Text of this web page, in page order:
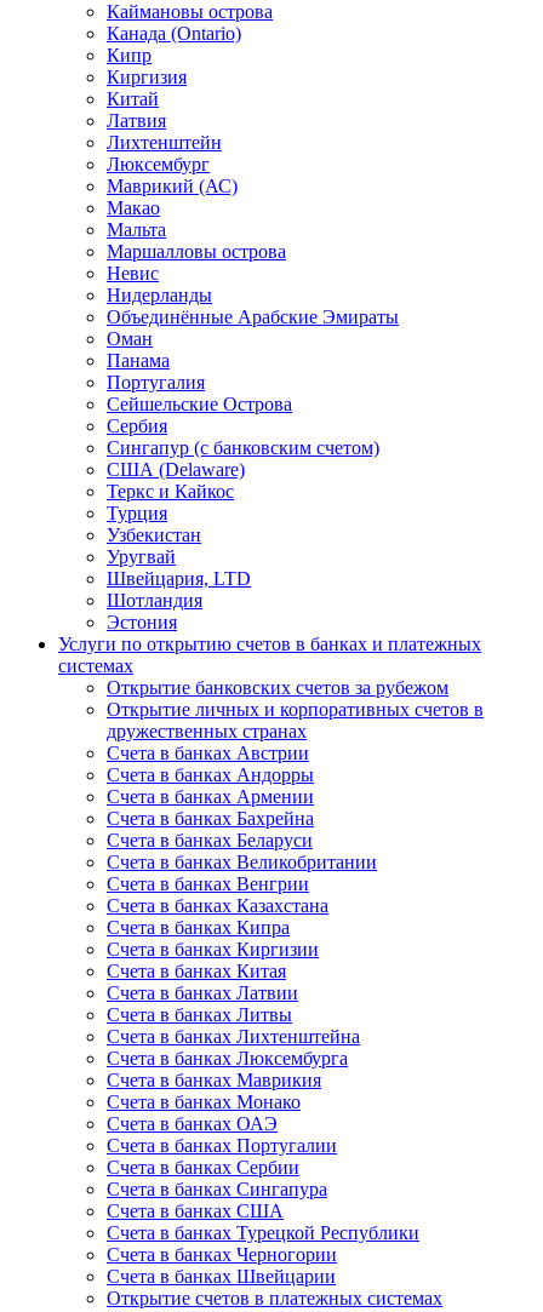
Каймановы острова
Канада (Ontario)
Кипр
Киргизия
Китай
Латвия
Лихтенштейн
Люксембург
Маврикий (АС)
Макао
Мальта
Маршалловы острова
Нeвис
Нидерланды
Объединённые Арабские Эмираты
Оман
Панама
Португалия
Сейшельские Острова
Сербия
Сингапур (c банковским счетом)
США (Delaware)
Теркс и Кайкос
Турция
Узбекистан
Уругвай
Швейцария, LTD
Шотландия
Эстония
Услуги по открытию счетов в банках и платежных
системах
Открытие банковских счетов за рубежом
Открытие личных и корпоративных счетов в
дружественных странах
Счета в банках Австрии
Счета в банках Андорры
Счета в банках Армении
Счета в банках Бахрейна
Счета в банках Беларуси
Счета в банках Великобритании
Счета в банках Венгрии
Счета в банках Казахстана
Счета в банках Кипра
Счета в банках Киргизии
Счета в банках Китая
Счета в банках Латвии
Счета в банках Литвы
Счета в банках Лихтенштейна
Счета в банках Люксембурга
Счета в банках Маврикия
Счета в банках Монако
Счета в банках ОАЭ
Счета в банках Португалии
Счета в банках Сербии
Счета в банках Сингапура
Счета в банках США
Счета в банках Турецкой Республики
Счета в банках Черногории
Счета в банках Швейцарии
Открытие счетов в платежных системах